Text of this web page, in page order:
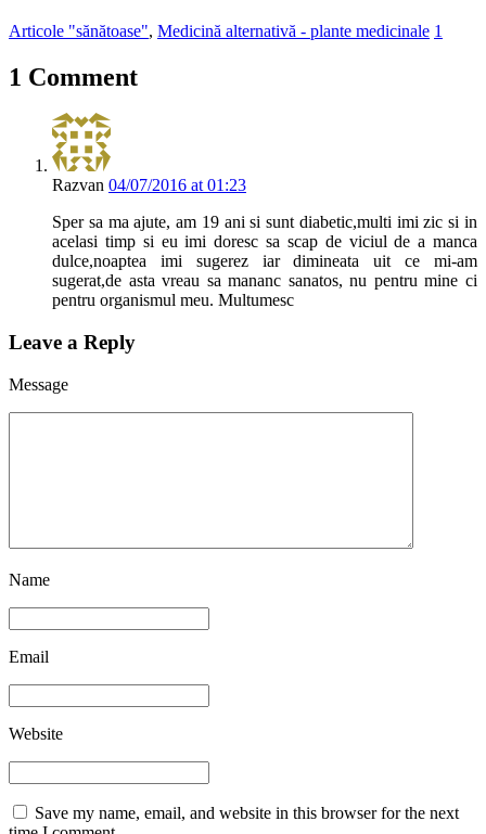
Articole "sănătoase", Medicină alternativă - plante medicinale 1
1 Comment
Razvan 04/07/2016 at 01:23
Sper sa ma ajute, am 19 ani si sunt diabetic,multi imi zic si in
acelasi timp si eu imi doresc sa scap de viciul de a manca
dulce,noaptea imi sugerez iar dimineata uit ce mi-am
sugerat,de asta vreau sa mananc sanatos, nu pentru mine ci
pentru organismul meu. Multumesc
Leave a Reply
Message
Name
Email
Website
Save my name, email, and website in this browser for the next